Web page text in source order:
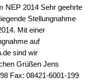
NEP 2014 Sehr geehrte
Stellungnahme
Mit einer
auf
sind wir
Grüßen Jens
Fax: 08421-6001-199